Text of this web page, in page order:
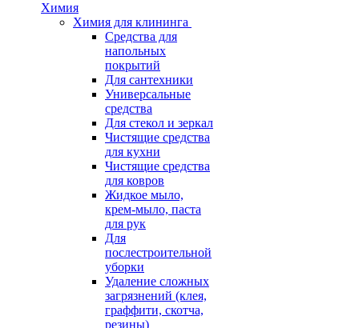
Химия
Химия для клининга
Средства для
напольных
покрытий
Для сантехники
Универсальные
средства
Для стекол и зеркал
Чистящие средства
для кухни
Чистящие средства
для ковров
Жидкое мыло,
крем-мыло, паста
для рук
Для
послестроительной
уборки
Удаление сложных
загрязнений (клея,
граффити, скотча,
резины)